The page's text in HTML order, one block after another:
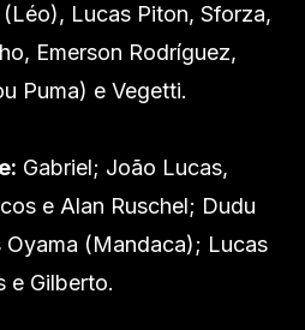
Lucas Piton, Sforza,
Emerson Rodríguez,
Puma) e Vegetti.
Gabriel; João Lucas,
e Alan Ruschel; Dudu
Oyama (Mandaca); Lucas
e Gilberto.